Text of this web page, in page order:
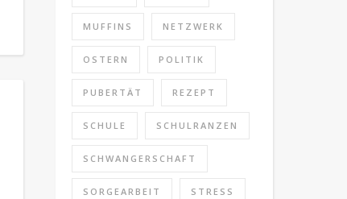
MUFFINS NETZWERK
OSTERN POLITIK
PUBERTÄT REZEPT
SCHULE SCHULRANZEN
SCHWANGERSCHAFT
SORGEARBEIT STRESS